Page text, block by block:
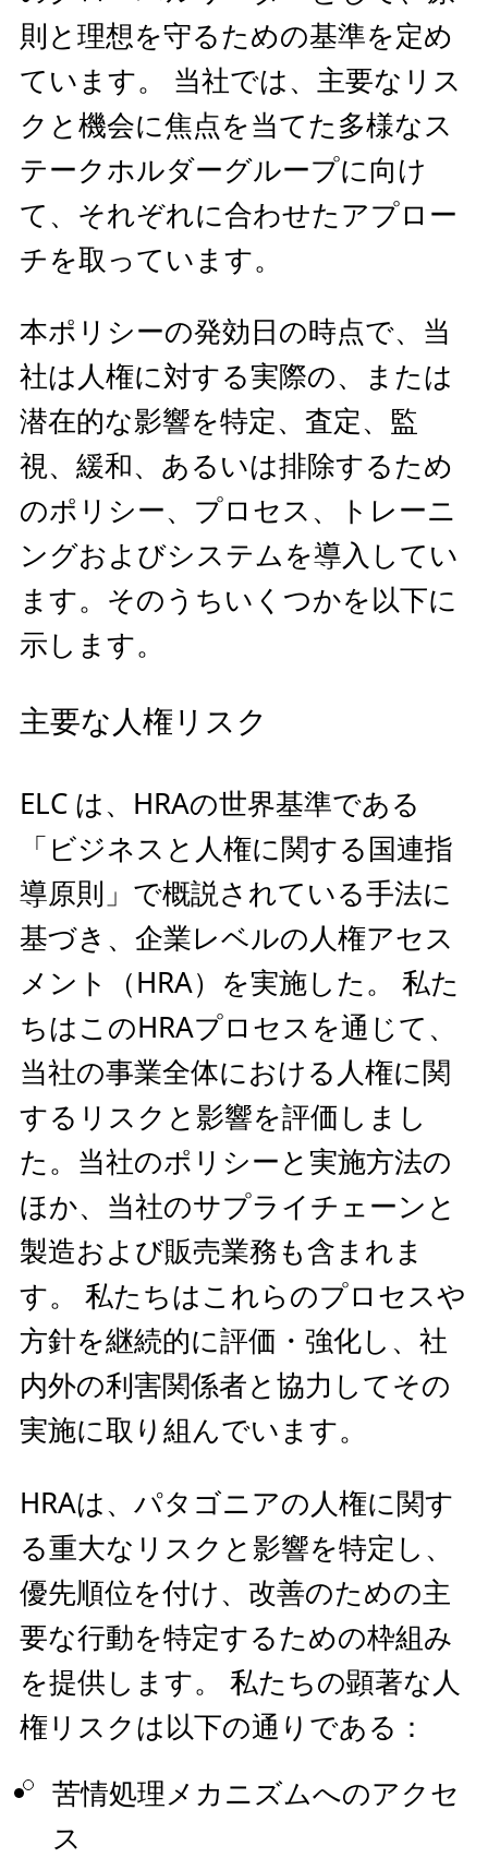
則と理想を守るための基準を定め
ています。 当社では、主要なリス
クと機会に焦点を当てた多様なス
テークホルダーグループに向け
て、それぞれに合わせたアプロー
チを取っています。
本ポリシーの発効日の時点で、当
社は人権に対する実際の、または
潜在的な影響を特定、査定、監
視、緩和、あるいは排除するため
のポリシー、プロセス、トレーニ
ングおよびシステムを導入してい
ます。そのうちいくつかを以下に
示します。
主要な人権リスク
ELC は、HRAの世界基準である
「ビジネスと人権に関する国連指
導原則」で概説されている手法に
基づき、企業レベルの人権アセス
メント（HRA）を実施した。 私た
ちはこのHRAプロセスを通じて、
当社の事業全体における人権に関
するリスクと影響を評価しまし
た。当社のポリシーと実施方法の
ほか、当社のサプライチェーンと
製造および販売業務も含まれま
す。 私たちはこれらのプロセスや
方針を継続的に評価・強化し、社
内外の利害関係者と協力してその
実施に取り組んでいます。
HRAは、パタゴニアの人権に関す
る重大なリスクと影響を特定し、
優先順位を付け、改善のための主
要な行動を特定するための枠組み
を提供します。 私たちの顕著な人
権リスクは以下の通りである：
苦情処理メカニズムへのアクセ
ス